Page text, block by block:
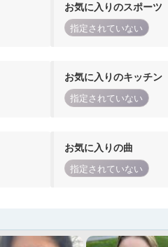
お気に入りのスポーツ
指定されていない
お気に入りのキッチン
指定されていない
お気に入りの曲
指定されていない